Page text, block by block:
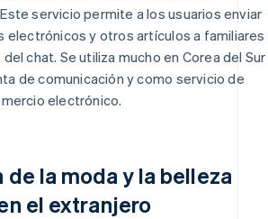
servicio permite a los usuarios enviar
electrónicos y otros artículos a familiares
chat. Se utiliza mucho en Corea del Sur
de comunicación y como servicio de
electrónico.
de la moda y la belleza
el extranjero